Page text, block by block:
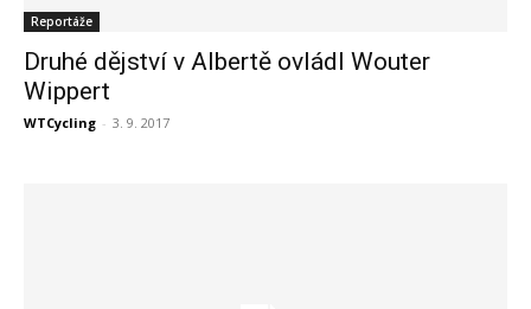
Reportáže
Druhé dějství v Albertě ovládl Wouter
Wippert
WTCycling - 3. 9. 2017